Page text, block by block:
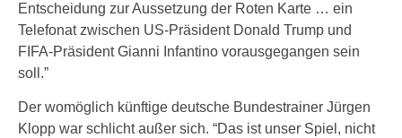
Entscheidung zur Aussetzung der Roten Karte … ein
Telefonat zwischen US-Präsident Donald Trump und
FIFA-Präsident Gianni Infantino vorausgegangen sein
soll.”
Der womöglich künftige deutsche Bundestrainer Jürgen
Klopp war schlicht außer sich. “Das ist unser Spiel, nicht